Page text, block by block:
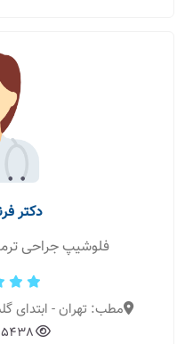
دکتر
فلوشیپ جراحی
مطب: تهران - ابتدای گلستان
5438